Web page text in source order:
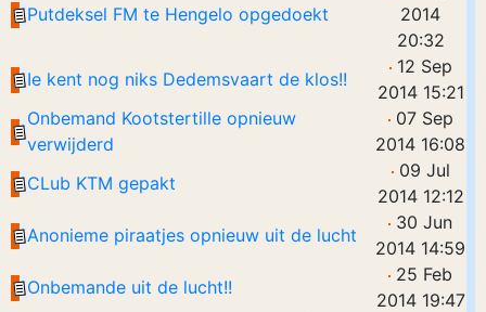
Putdeksel FM te Hengelo opgedoekt
2014
20:32
Ie kent nog niks Dedemsvaart de klos!!
12 Sep
2014 15:21
Onbemand Kootstertille opnieuw
verwijderd
07 Sep
2014 16:08
CLub KTM gepakt
09 Jul
2014 12:12
Anonieme piraatjes opnieuw uit de lucht
30 Jun
2014 14:59
Onbemande uit de lucht!!
25 Feb
2014 19:47